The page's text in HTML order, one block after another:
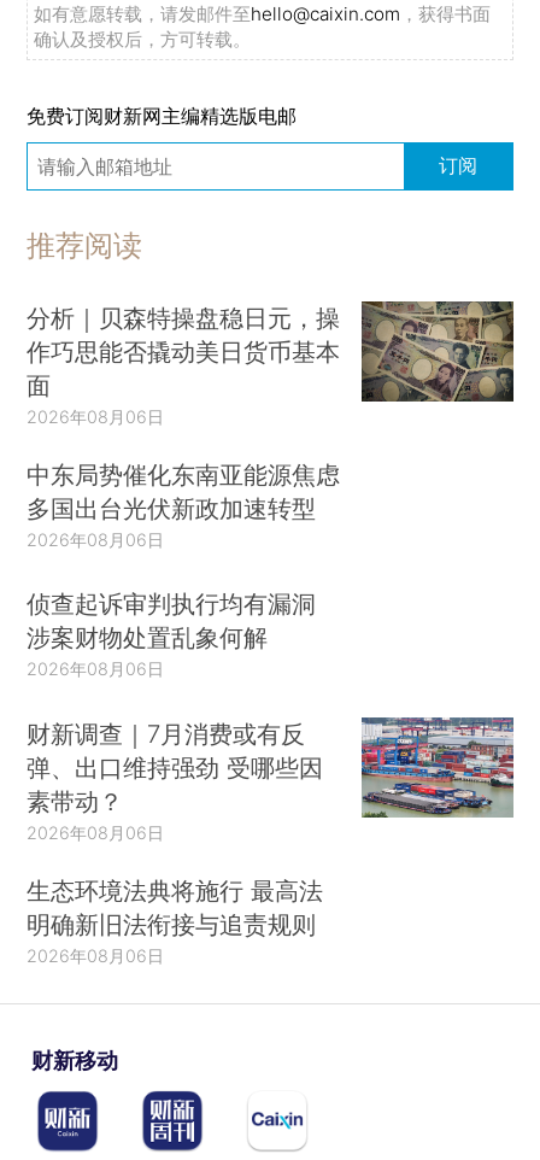
如有意愿转载，请发邮件至hello@caixin.com ，获得书面
确认及授权后，方可转载。
免费订阅财新网主编精选版电邮
订阅
推荐阅读
分析｜贝森特操盘稳日元，操
作巧思能否撬动美日货币基本
面
2026年08月06日
中东局势催化东南亚能源焦虑
多国出台光伏新政加速转型
2026年08月06日
侦查起诉审判执行均有漏洞
涉案财物处置乱象何解
2026年08月06日
财新调查｜7月消费或有反
弹、出口维持强劲 受哪些因
素带动？
2026年08月06日
生态环境法典将施行 最高法
明确新旧法衔接与追责规则
2026年08月06日
财新移动